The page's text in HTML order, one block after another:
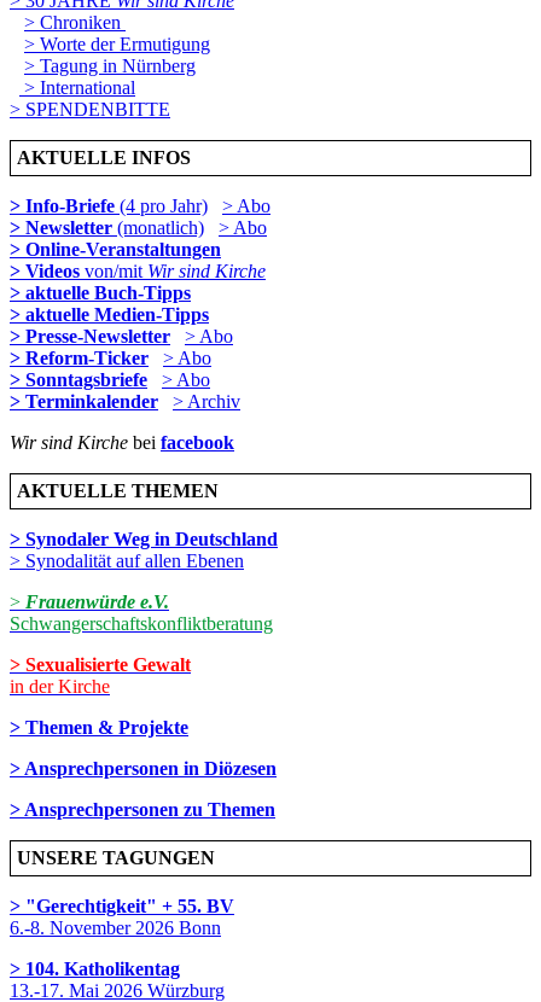
> Chroniken
> Worte der Ermutigung
> Tagung in Nürnberg
> International
> SPENDENBITTE
AKTUELLE INFOS
> Info-Briefe (4 pro Jahr)
> Abo
> Newsletter (monatlich)
> Abo
> Online-Veranstaltungen
> Videos von/mit Wir sind Kirche
> aktuelle Buch-Tipps
> aktuelle Medien-Tipps
> Presse-Newsletter
> Abo
> Reform-Ticker
> Abo
> Sonntagsbriefe
> Abo
> Terminkalender
> Archiv
Wir sind Kirche bei facebook
AKTUELLE THEMEN
> Synodaler Weg in Deutschland
> Synodalität auf allen Ebenen
> Frauenwürde e.V.
Schwangerschaftskonfliktberatung
> Sexualisierte Gewalt
in der Kirche
> Themen & Projekte
> Ansprechpersonen in Diözesen
> Ansprechpersonen zu Themen
UNSERE TAGUNGEN
> "Gerechtigkeit" + 55. BV
6.-8. November 2026 Bonn
> 104. Katholikentag
13.-17. Mai 2026 Würzburg